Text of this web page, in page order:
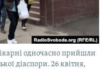
одночасно прийшли
діаспори. 26 квітня,